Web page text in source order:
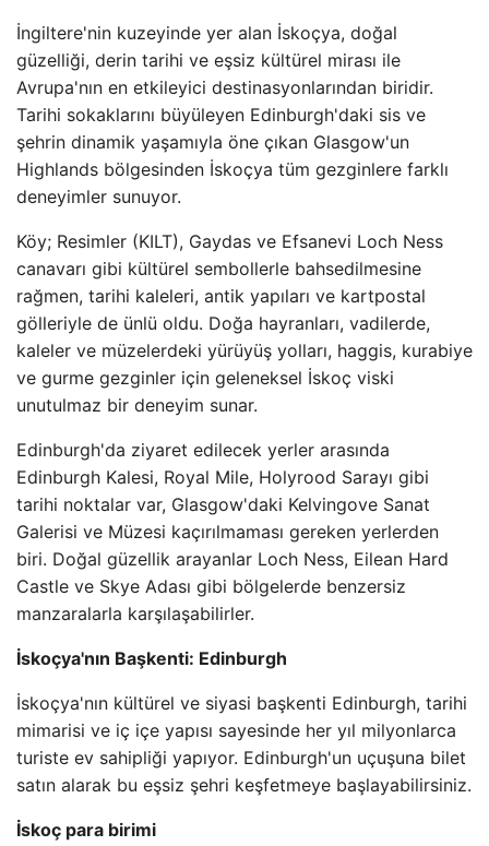
İngiltere'nin kuzeyinde yer alan İskoçya, doğal
güzelliği, derin tarihi ve eşsiz kültürel mirası ile
Avrupa'nın en etkileyici destinasyonlarından biridir.
Tarihi sokaklarını büyüleyen Edinburgh'daki sis ve
şehrin dinamik yaşamıyla öne çıkan Glasgow'un
Highlands bölgesinden İskoçya tüm gezginlere farklı
deneyimler sunuyor.
Köy; Resimler (KILT), Gaydas ve Efsanevi Loch Ness
canavarı gibi kültürel sembollerle bahsedilmesine
rağmen, tarihi kaleleri, antik yapıları ve kartpostal
gölleriyle de ünlü oldu. Doğa hayranları, vadilerde,
kaleler ve müzelerdeki yürüyüş yolları, haggis, kurabiye
ve gurme gezginler için geleneksel İskoç viski
unutulmaz bir deneyim sunar.
Edinburgh'da ziyaret edilecek yerler arasında
Edinburgh Kalesi, Royal Mile, Holyrood Sarayı gibi
tarihi noktalar var, Glasgow'daki Kelvingove Sanat
Galerisi ve Müzesi kaçırılmaması gereken yerlerden
biri. Doğal güzellik arayanlar Loch Ness, Eilean Hard
Castle ve Skye Adası gibi bölgelerde benzersiz
manzaralarla karşılaşabilirler.
İskoçya'nın Başkenti: Edinburgh
İskoçya'nın kültürel ve siyasi başkenti Edinburgh, tarihi
mimarisi ve iç içe yapısı sayesinde her yıl milyonlarca
turiste ev sahipliği yapıyor. Edinburgh'un uçuşuna bilet
satın alarak bu eşsiz şehri keşfetmeye başlayabilirsiniz.
İskoç para birimi